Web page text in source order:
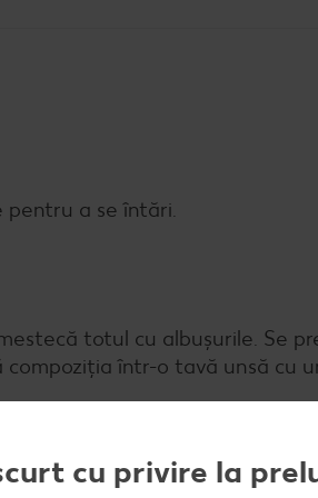
pentru a se întări.
totul cu albușurile. Se
într-o tavă unsă cu
cu privire la